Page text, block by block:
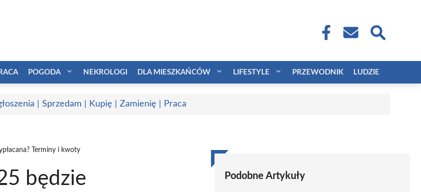
POGODA NEKROLOGI DLA MIESZKAŃCÓW LIFESTYLE PRZEWODNIK LUDZIE
| Sprzedam | Kupię | Zamienię | Praca
Terminy i kwoty
będzie
Podobne Artykuły